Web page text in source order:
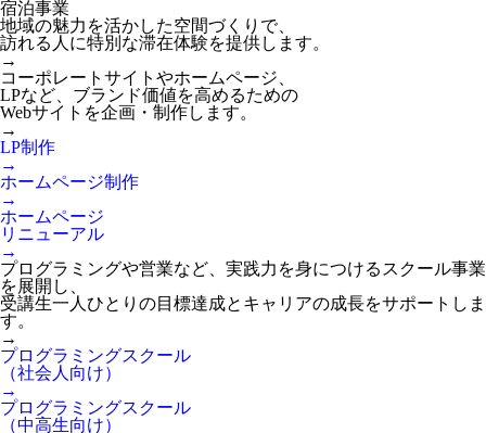
宿泊事業
地域の魅力を活かした空間づくりで、
訪れる人に特別な滞在体験を提供します。
→
コーポレートサイトやホームページ、
LPなど、ブランド価値を高めるための
Webサイトを企画・制作します。
→
LP制作
→
ホームページ制作
→
ホームページ
リニューアル
→
プログラミングや営業など、実践力を身につけるスクール事業
を展開し、
受講生一人ひとりの目標達成とキャリアの成長をサポートしま
す。
→
プログラミングスクール
（社会人向け）
→
プログラミングスクール
（中高生向け）